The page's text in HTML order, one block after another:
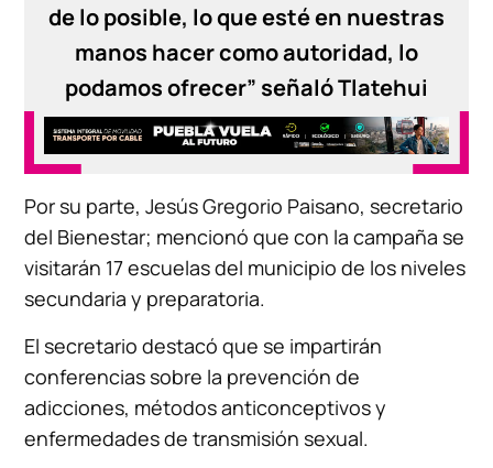
de lo posible, lo que esté en nuestras
manos hacer como autoridad, lo
podamos ofrecer” señaló Tlatehui
Por su parte, Jesús Gregorio Paisano, secretario
del Bienestar; mencionó que con la campaña se
visitarán 17 escuelas del municipio de los niveles
secundaria y preparatoria.
El secretario destacó que se impartirán
conferencias sobre la prevención de
adicciones, métodos anticonceptivos y
enfermedades de transmisión sexual.